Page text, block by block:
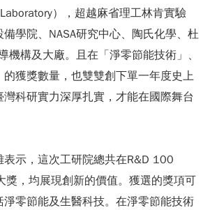
），超越麻省理工林肯實驗
學院、NASA研究中心、陶氏化學、杜
機構及大廠。且在「淨零節能技術」、
的獲獎數量，也雙雙創下單一年度史上
科研實力深厚扎實，才能在國際舞台
表示，這次工研院總共在R&D 100
獎，均展現創新的價值。獲選的獎項可
零節能及生醫科技。在淨零節能技術